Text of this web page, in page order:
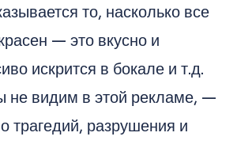
то, насколько все
— это вкусно и
искрится в бокале и т.д.
не видим в этой рекламе, —
трагедий, разрушения и